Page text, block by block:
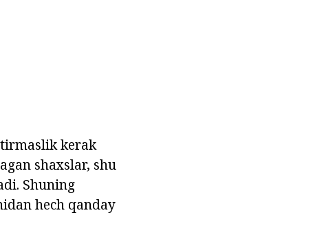
kerak
shaxslar, shu
Shuning
hech qanday